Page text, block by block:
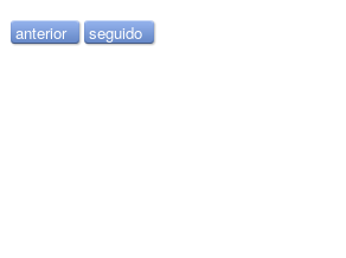
anterior seguido